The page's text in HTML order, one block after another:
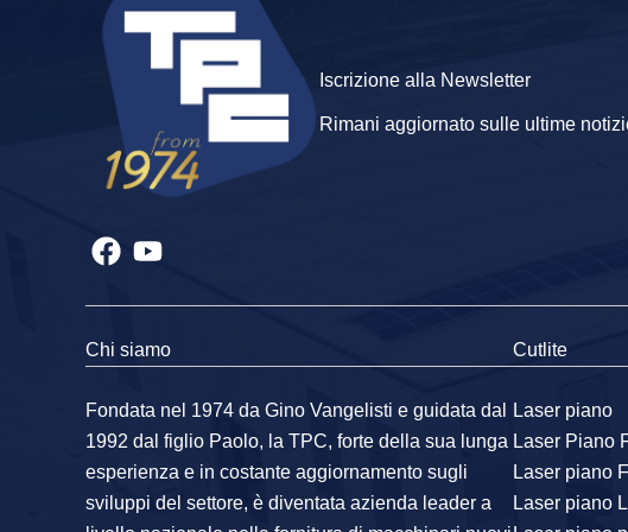
Iscrizione alla Newsletter
Rimani aggiornato sulle ultime
Chi siamo
Fondata nel 1974 da Gino Vangelisti e guidata dal
1992 dal figlio Paolo, la TPC, forte della sua lunga
esperienza e in costante aggiornamento sugli
sviluppi del settore, è diventata azienda leader a
Cutlite
Laser piano
Laser Piano
Laser piano
Laser piano